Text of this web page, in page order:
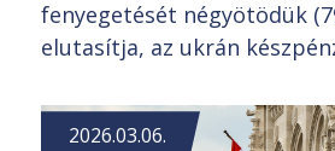
fenyegetését négyötödük
elutasítja, az ukrán
2026.03.06.